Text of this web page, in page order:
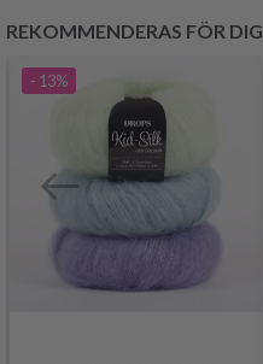
REKOMMENDERAS FÖR DIG
- 13%